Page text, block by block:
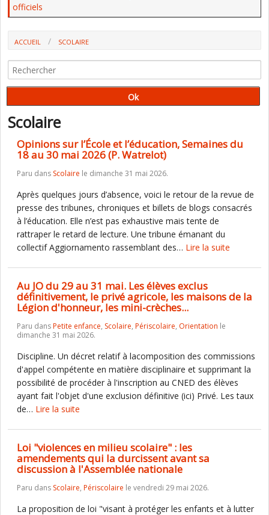
officiels
ACCUEIL SCOLAIRE
Scolaire
Opinions sur l’École et l’éducation, Semaines du
18 au 30 mai 2026 (P. Watrelot)
Paru dans Scolaire le dimanche 31 mai 2026.
Après quelques jours d’absence, voici le retour de la revue de
presse des tribunes, chroniques et billets de blogs consacrés
à l’éducation. Elle n’est pas exhaustive mais tente de
rattraper le retard de lecture. Une tribune émanant du
collectif Aggiornamento rassemblant des… Lire la suite
Au JO du 29 au 31 mai. Les élèves exclus
définitivement, le privé agricole, les maisons de la
Légion d'honneur, les mini-crèches...
Paru dansPetite enfance, Scolaire, Périscolaire, Orientation le
dimanche 31 mai 2026.
Discipline. Un décret relatif à lacomposition des commissions
d'appel compétente en matière disciplinaire et supprimant la
possibilité de procéder à l'inscription au CNED des élèves
ayant fait l'objet d'une exclusion définitive (ici) Privé. Les taux
de… Lire la suite
Loi "violences en milieu scolaire" : les
amendements qui la durcissent avant sa
discussion à l'Assemblée nationale
Paru dans Scolaire, Périscolaire le vendredi 29 mai 2026.
La proposition de loi "visant à protéger les enfants et à lutter